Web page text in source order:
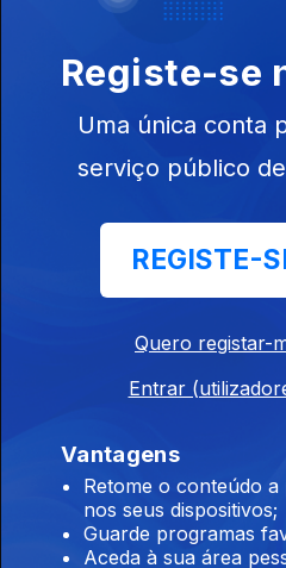
Registe-se
Uma única conta
serviço público
REGISTE-
Quero registar-
Entrar
Vantagens
Retome o conteúdo
nos seus dispositivos;
Guarde programas
Aceda à sua área